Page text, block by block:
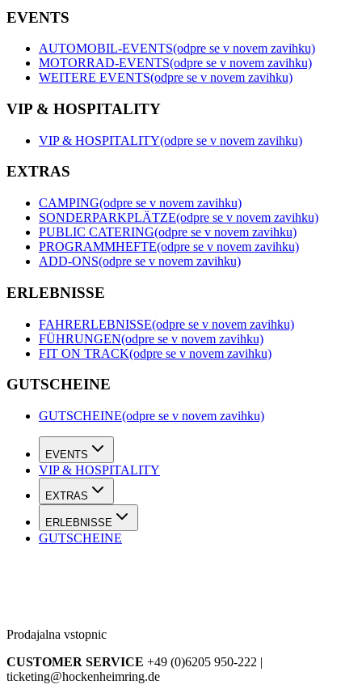
EVENTS
AUTOMOBIL-EVENTS(odpre se v novem zavihku)
MOTORRAD-EVENTS(odpre se v novem zavihku)
WEITERE EVENTS(odpre se v novem zavihku)
VIP & HOSPITALITY
VIP & HOSPITALITY(odpre se v novem zavihku)
EXTRAS
CAMPING(odpre se v novem zavihku)
SONDERPARKPLÄTZE(odpre se v novem zavihku)
PUBLIC CATERING(odpre se v novem zavihku)
PROGRAMMHEFTE(odpre se v novem zavihku)
ADD-ONS(odpre se v novem zavihku)
ERLEBNISSE
FAHRERLEBNISSE(odpre se v novem zavihku)
FÜHRUNGEN(odpre se v novem zavihku)
FIT ON TRACK(odpre se v novem zavihku)
GUTSCHEINE
GUTSCHEINE(odpre se v novem zavihku)
EVENTS
VIP & HOSPITALITY
EXTRAS
ERLEBNISSE
GUTSCHEINE
Prodajalna vstopnic
CUSTOMER SERVICE +49 (0)6205 950-222 |
ticketing@hockenheimring.de